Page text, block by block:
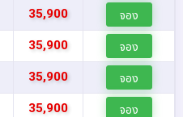
35,900 จอง
35,900 จอง
35,900 จอง
35,900 จอง